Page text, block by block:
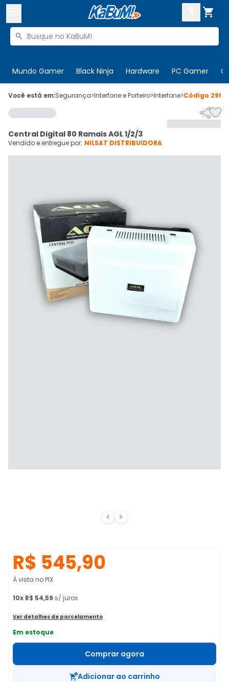

Buscar produtos

Mundo Gamer Black Ninja Hardware PC Gamer
 Olá. Acesse sua conta
 Departamentos
Cupons
CADASTRE-SE
Você está em:Segurança>Interfone e Porteiro>Interfone>Código
 

Central Digital 80 Ramais AGL 1/2/3
Vendido e entregue por: NILSAT DISTRIBUIDORA
R$ 545,90
À vista no PIX
10x R$ 54,59 s/ juros
Ver detalhes de parcelamento
Em estoque
Comprar agora
Adicionar ao carrinho